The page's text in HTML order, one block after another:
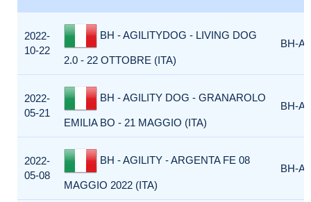
2022-
10-22
BH - AGILITYDOG - LIVING DOG
2.0 - 22 OTTOBRE (ITA)
BH-
2022-
05-21
BH - AGILITY DOG - GRANAROLO
EMILIA BO - 21 MAGGIO (ITA)
BH-
2022-
05-08
BH - AGILITY - ARGENTA FE 08
MAGGIO 2022 (ITA)
BH-